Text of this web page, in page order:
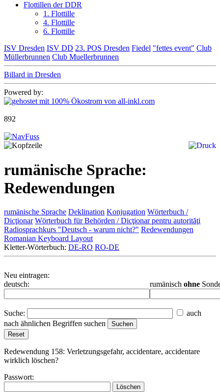
Flottillen der DDR
1. Flottille
4. Flottille
6. Flottille
ISV Dresden ISV DD 23. POS Dresden Fiedel "fettes event" Club
Müllerbrunnen Club Muellerbrunnen
Billard in Dresden
Powered by:
892
rumänische Sprache:
Redewendungen
rumänische Sprache Deklination Konjugation Wörterbuch /
Dicţionar Wörterbuch für Behörden / Dicţionar pentru autorităţi
Radiosprachkurs "Deutsch - warum nicht?" Redewendungen
Romanian Keyboard Layout
Kletter-Wörterbuch: DE-RO RO-DE
Neu eintragen:
deutsch:
rumänisch ohne
Suche:
auch
nach ähnlichen Begriffen suchen
Redewendung 158: Verletzungsgefahr, accidentare, accidentare
wirklich löschen?
Passwort: